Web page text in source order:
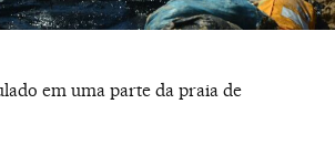
em uma parte da praia de